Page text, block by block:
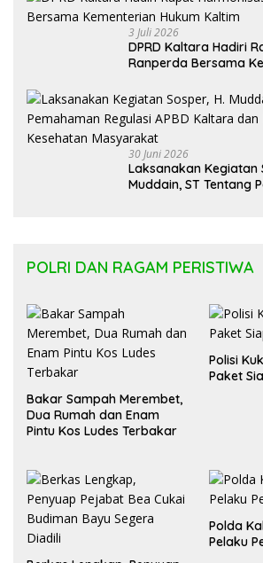
3 Juli 2026
DPRD Kaltara Hadiri
Ranperda Bersama
30 Juni 2026
Laksanakan Kegiatan
Muddain, ST Tentang
POLRI DAN RAGAM PERISTIWA
Bakar Sampah Merembet,
Dua Rumah dan Enam
Pintu Kos Ludes Terbakar
Polisi
Paket
Polda
Pelaku